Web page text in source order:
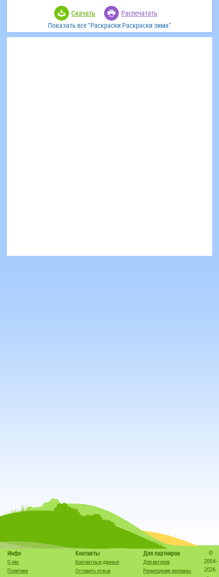
Скачать
Распечатать
Показать все "Раскраски Раскраски зима"
Инфо
О нас
Политика
Контакты
Контактные данные
Оставить отзыв
Для партнеров
Для авторов
Размещение рекламы
©
2004-
2026